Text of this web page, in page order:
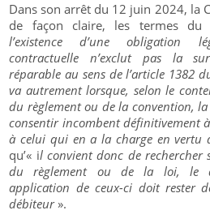
Dans son arrêt du 12 juin 2024, la
de façon claire, les termes du
l’existence d’une obligation
contractuelle n’exclut pas la
réparable au sens de l’article 1382
va autrement lorsque, selon le
du règlement ou de la convention,
consentir incombent définitivement
à celui qui en a la charge en vertu
qu’« il convient donc de rechercher
du règlement ou de la loi, le
application de ceux-ci doit rester
débiteur».